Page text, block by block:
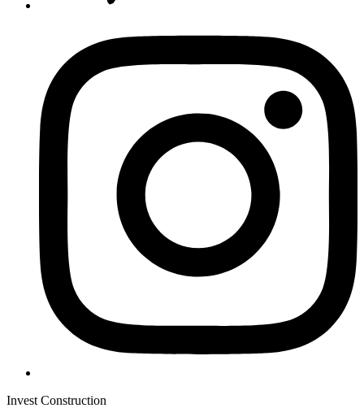
Invest Construction